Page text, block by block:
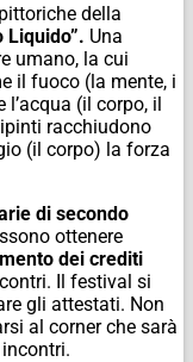
della
Liquido”. Una
umano, la cui
il fuoco (la mente, i
l’acqua (il corpo, il
racchiudono
(il corpo) la forza
di secondo
ottenere
dei crediti
Il festival si
gli attestati. Non
al corner che sarà